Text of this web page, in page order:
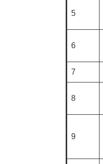
5
6
7
8
9